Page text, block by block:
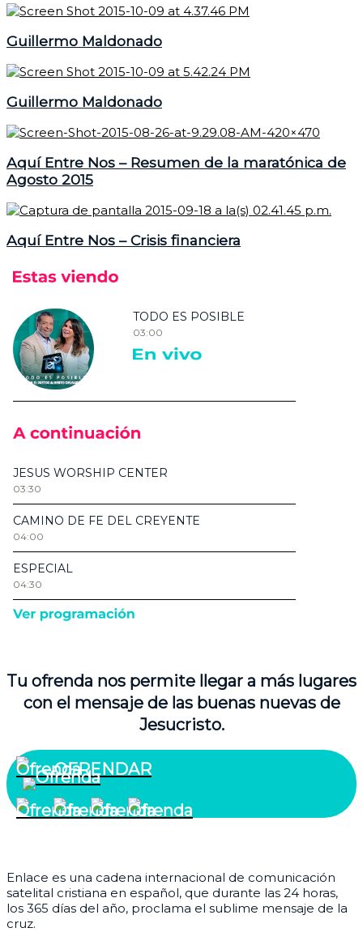
Guillermo Maldonado
Guillermo Maldonado
Aquí Entre Nos – Resumen de la maratónica de
Agosto 2015
Aquí Entre Nos – Crisis financiera
Tu ofrenda nos permite llegar a más lugares
con el mensaje de las buenas nuevas de
Jesucristo.
OFRENDAR
Enlace es una cadena internacional de comunicación
satelital cristiana en español, que durante las 24 horas,
los 365 días del año, proclama el sublime mensaje de la
cruz.